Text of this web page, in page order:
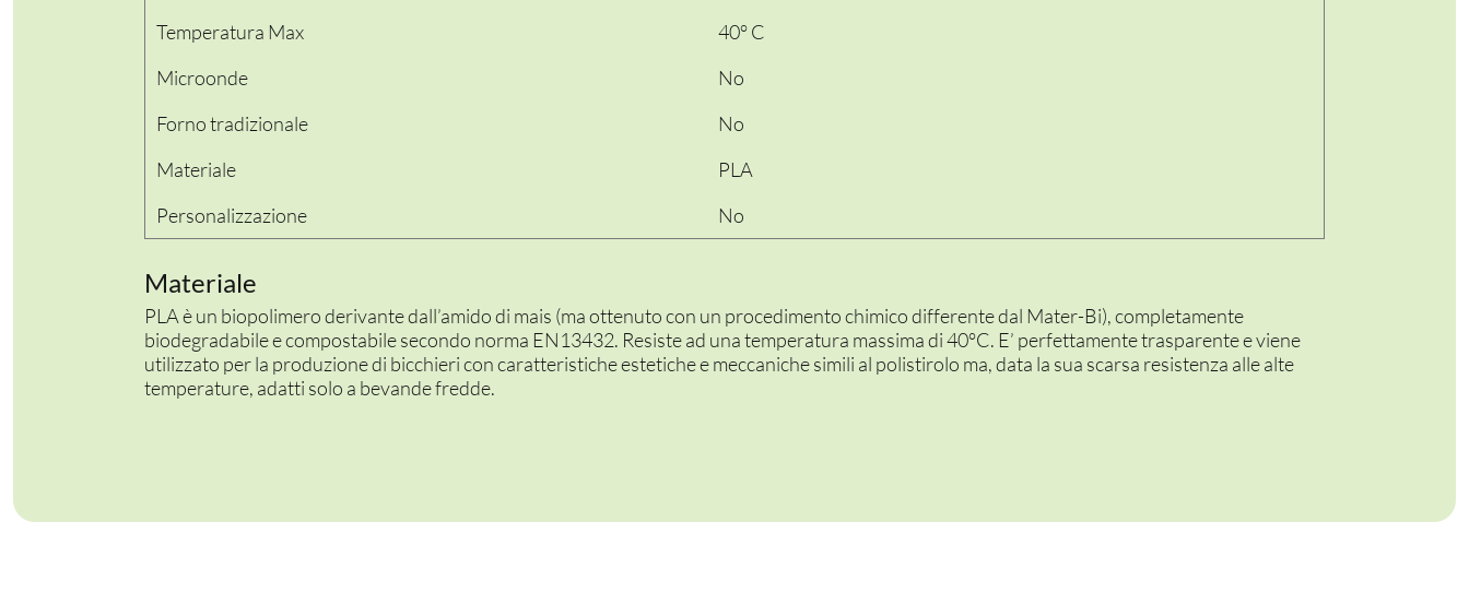
Temperatura Max
40° C
Microonde
No
Forno tradizionale
No
Materiale
PLA
Personalizzazione
No
Materiale
PLA è un biopolimero derivante dall’amido di mais (ma ottenuto con un procedimento chimico differente dal Mater-Bi), completamente
biodegradabile e compostabile secondo norma EN13432. Resiste ad una temperatura massima di 40°C. E’ perfettamente trasparente e viene
utilizzato per la produzione di bicchieri con caratteristiche estetiche e meccaniche simili al polistirolo ma, data la sua scarsa resistenza alle alte
temperature, adatti solo a bevande fredde.